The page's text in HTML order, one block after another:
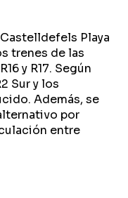
Playa
trenes de las
y R17. Según
Sur y los
Además, se
por
entre